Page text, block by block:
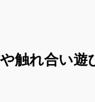
触れ合い遊